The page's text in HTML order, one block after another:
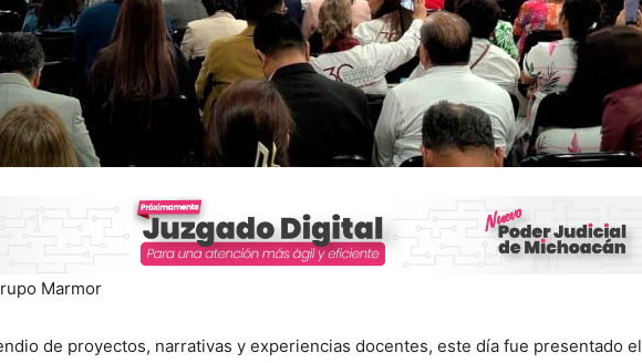
Marmor
de proyectos, narrativas y experiencias docentes, este día fue presentado el